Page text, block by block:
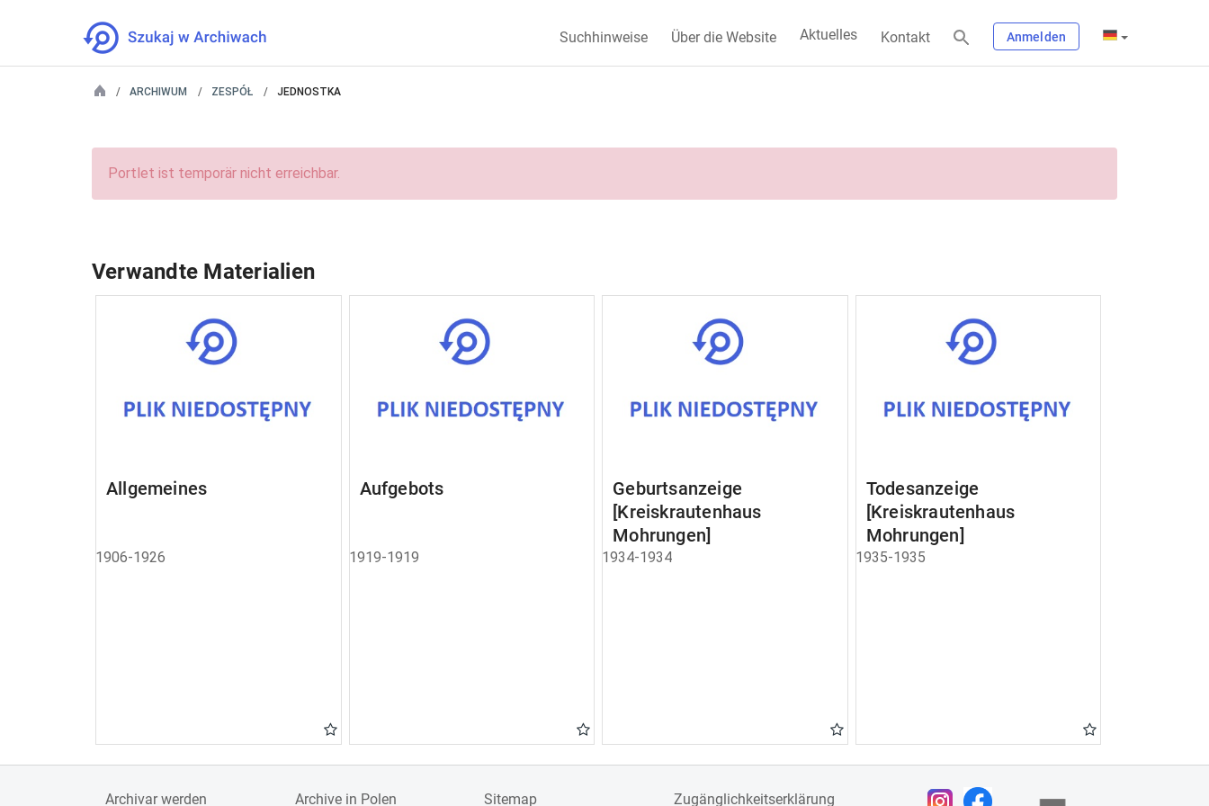
Suchhinweise Über die Website Aktuelles Kontakt Anmelden
ARCHIWUM ZESPÓŁ JEDNOSTKA
Portlet ist temporär nicht erreichbar.
Verwandte Materialien
Allgemeines
1906-1926
Aufgebots
1919-1919
Geburtsanzeige
[Kreiskrautenhaus
Mohrungen]
1934-1934
Todesanzeige
[Kreiskrautenhaus
Mohrungen]
1935-1935
Archivar werden Archive in Polen Sitemap Zugänglichkeitserklärung